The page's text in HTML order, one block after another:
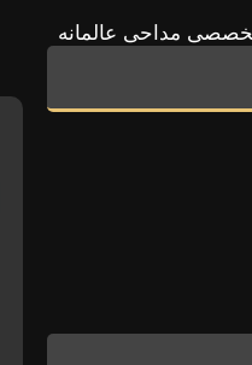
تخصصی مداحی عالمانه